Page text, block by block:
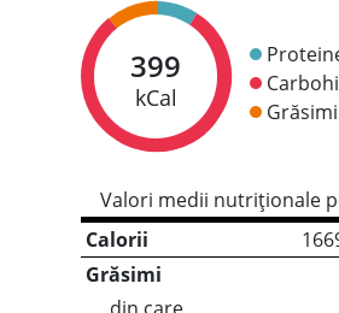
399
kCal
Valori medii nutriționale
Calorii
Grăsimi